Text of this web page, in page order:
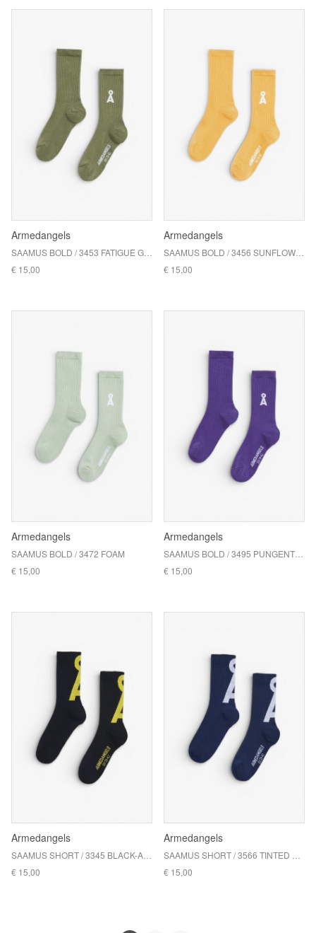
Armedangels
€ 15,00
Armedangels
€ 15,00
Armedangels
SAAMUS BOLD / 3472 FOAM
€ 15,00
Armedangels
€ 15,00
Armedangels
€ 15,00
Armedangels
€ 15,00